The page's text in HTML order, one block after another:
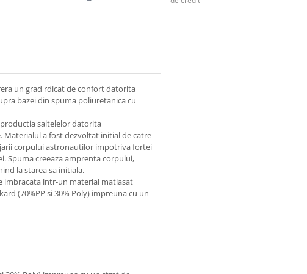
un grad rdicat de confort datorita
bazei din spuma poliuretanica cu
saltelelor datorita
Materialul a fost dezvoltat initial de catre
corpului astronautilor impotriva fortei
Spuma creeaza amprenta corpului,
la starea sa initiala.
imbracata intr-un material matlasat
(70%PP si 30% Poly) impreuna cu un